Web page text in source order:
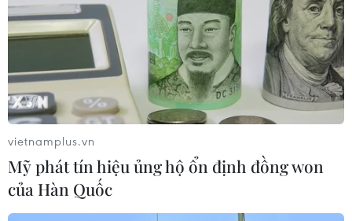
Đà leo dốc của VN-Index tiếp tục được nối dài trong
ngày giao dịch 14/6 với mức tăng gần 4 điểm và qua
đó vượt ngưỡng 760 điểm.
vietnamplus.vn
Mỹ phát tín hiệu ủng hộ ổn định đồng won
của Hàn Quốc